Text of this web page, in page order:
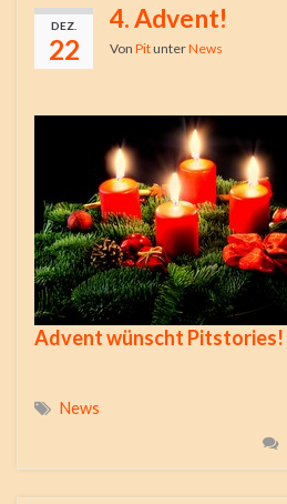
DEZ.
22
4. Advent!
Von PitunterNews
Advent wünscht Pitstories!
News